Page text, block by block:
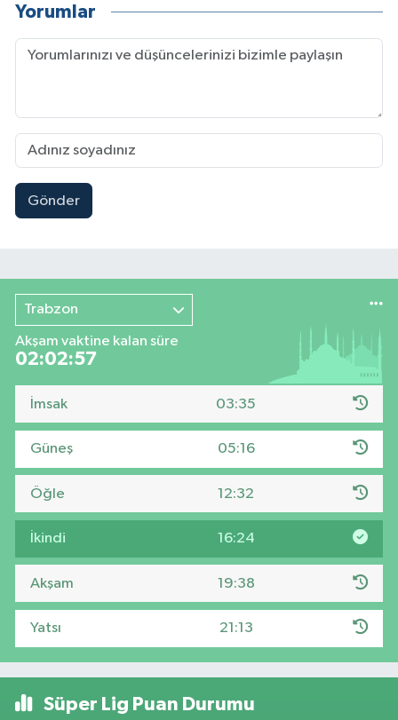
Yorumlar
Gönder
Trabzon
Akşam vaktine kalan süre
02:02:55
İmsak 03:35
Güneş 05:16
Öğle 12:32
İkindi 16:24
Akşam 19:38
Yatsı 21:13
Süper Lig Puan Durumu